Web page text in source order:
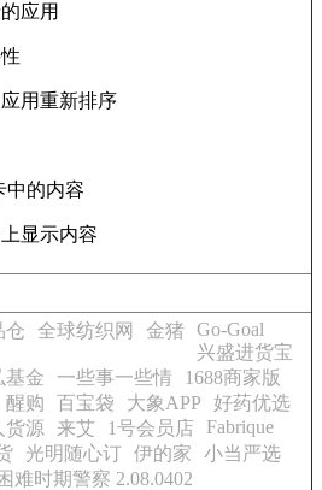
应用
用重新排序
中的内容
显示内容
仓 全球纺织网 金猪 Go-Goal
兴盛进货宝
基金 一些事一些情
1688商家版
醒购 百宝袋 大象APP
好药优选
货源 来艾 1号会员店
Fabrique
光明随心订 伊的家
小当严选
难时期警察 2.08.0402